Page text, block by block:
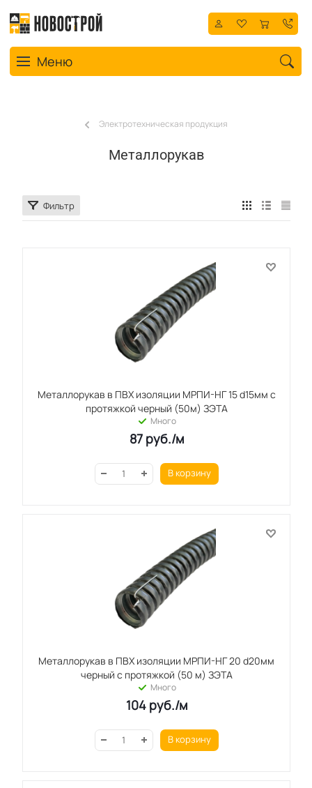
Toggle navigation
Меню
Электротехническая продукция
Металлорукав
Фильтр
Металлорукав в ПВХ изоляции МРПИ-НГ 15 d15мм с
протяжкой черный (50м) ЗЭТА
Много
87руб./м
В корзину
Металлорукав в ПВХ изоляции МРПИ-НГ 20 d20мм
черный с протяжкой (50 м) ЗЭТА
Много
104руб./м
В корзину